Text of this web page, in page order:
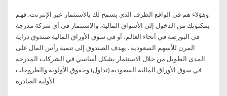
وهؤلاء هم في الواقع الطرف الذي يسمح لك بالاستثمار عبر الإنترنت، فهم
يمكنونك من الدخول إلى الأسواق المالية، والاستثمار في أي شركة مدرجة
في البورصة في أنحاء العالم، أو في سوق الأوراق المالية صندوق دراية
المرن للأسهم السعودية . يهدف الصندوق إلى تنمية رأس المال على
المدى الطويل من خلال الاستثمار بشكل أساسي في الشركات المدرجة
في سوق الأوراق المالية السعودية (تداول) وحقوق الأولوية والطروحات
الأولية الصادرة